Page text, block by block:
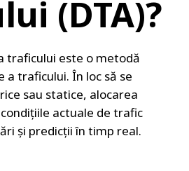
(DTA)?
traficului este o metodă
a traficului. În loc să se
sau statice, alocarea
actuale de trafic
și predicții în timp real.